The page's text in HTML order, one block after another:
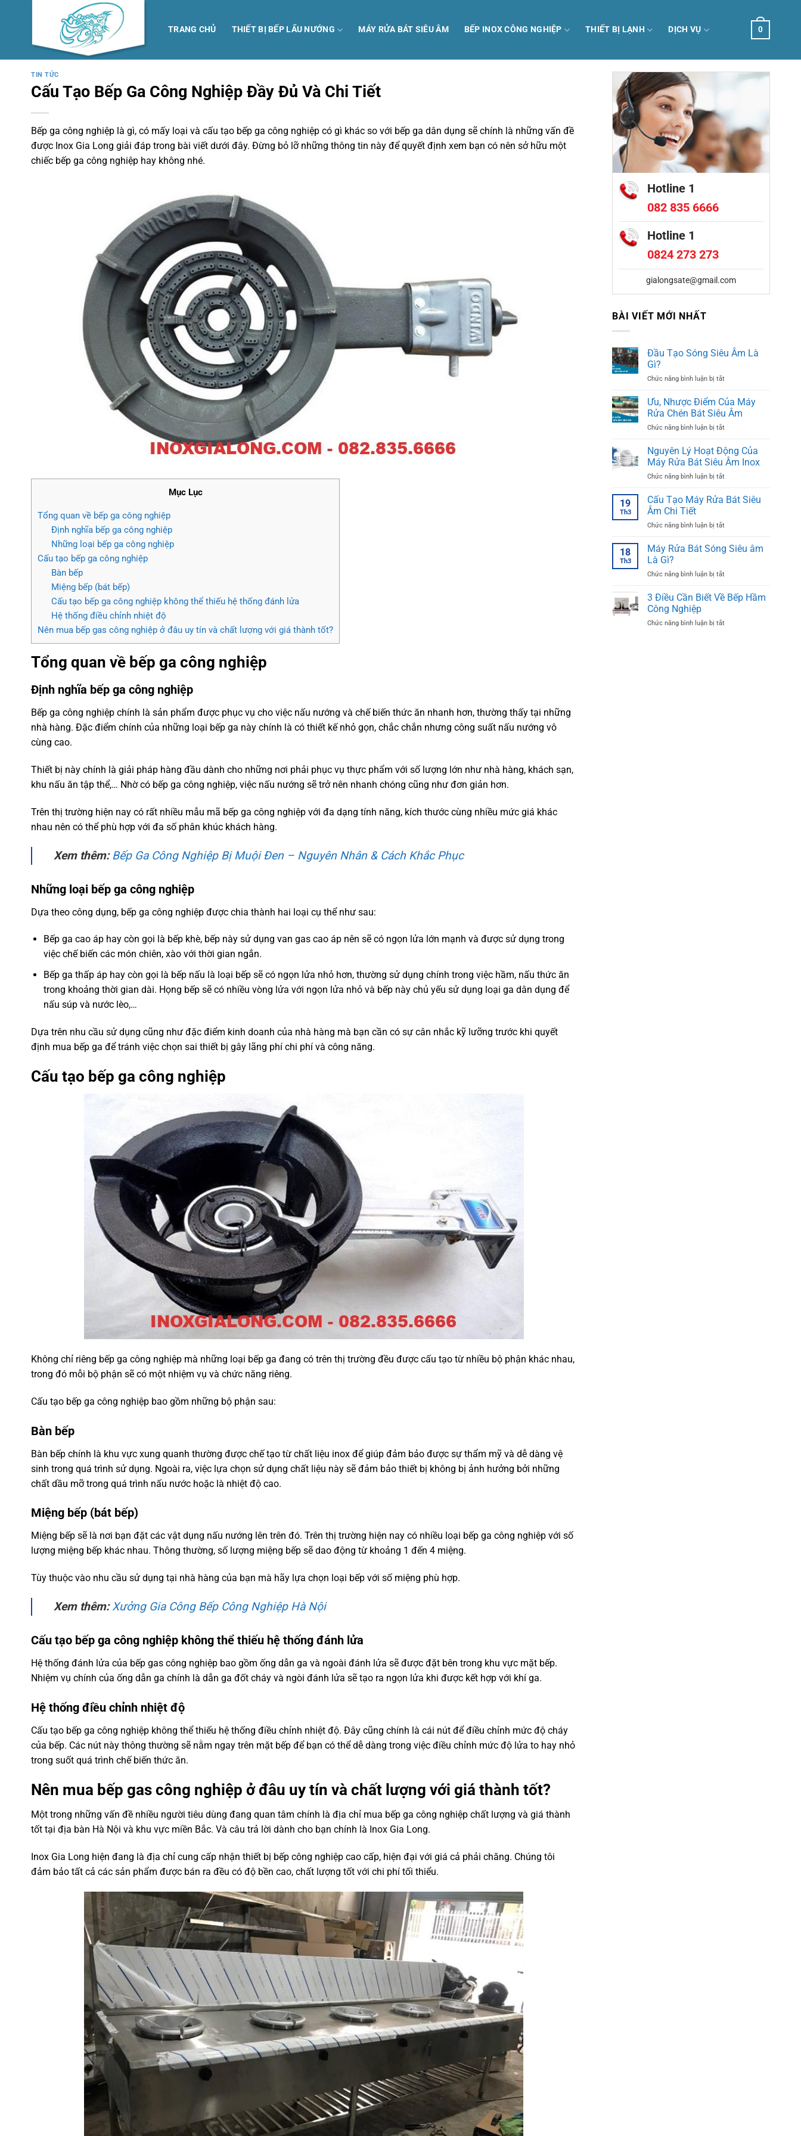
TRANG CHỦ THIẾT BỊ BẾP LẨU NƯỚNG MÁY RỬA BÁT SIÊU ÂM BẾP INOX CÔNG NGHIỆP THIẾT BỊ LẠNH DỊCH VỤ 0
TIN TỨC
Cấu Tạo Bếp Ga Công Nghiệp Đầy Đủ Và Chi Tiết
Bếp ga công nghiệp là gì, có mấy loại và cấu tạo bếp ga công nghiệp có gì khác so với bếp ga dân dụng sẽ chính là những vấn đề
được Inox Gia Long giải đáp trong bài viết dưới đây. Đừng bỏ lỡ những thông tin này để quyết định xem bạn có nên sở hữu một
chiếc bếp ga công nghiệp hay không nhé.
Mục Lục
Tổng quan về bếp ga công nghiệp
Định nghĩa bếp ga công nghiệp
Những loại bếp ga công nghiệp
Cấu tạo bếp ga công nghiệp
Bàn bếp
Miệng bếp (bát bếp)
Cấu tạo bếp ga công nghiệp không thể thiếu hệ thống đánh lửa
Hệ thống điều chỉnh nhiệt độ
Nên mua bếp gas công nghiệp ở đâu uy tín và chất lượng với giá thành tốt?
Tổng quan về bếp ga công nghiệp
Định nghĩa bếp ga công nghiệp
Bếp ga công nghiệp chính là sản phẩm được phục vụ cho việc nấu nướng và chế biến thức ăn nhanh hơn, thường thấy tại những
nhà hàng. Đặc điểm chính của những loại bếp ga này chính là có thiết kế nhỏ gọn, chắc chắn nhưng công suất nấu nướng vô
cùng cao.
Thiết bị này chính là giải pháp hàng đầu dành cho những nơi phải phục vụ thực phẩm với số lượng lớn như nhà hàng, khách sạn,
khu nấu ăn tập thể,… Nhờ có bếp ga công nghiệp, việc nấu nướng sẽ trở nên nhanh chóng cũng như đơn giản hơn.
Trên thị trường hiện nay có rất nhiều mẫu mã bếp ga công nghiệp với đa dạng tính năng, kích thước cùng nhiều mức giá khác
nhau nên có thể phù hợp với đa số phân khúc khách hàng.
Xem thêm: Bếp Ga Công Nghiệp Bị Muội Đen – Nguyên Nhân & Cách Khắc Phục
Những loại bếp ga công nghiệp
Dựa theo công dụng, bếp ga công nghiệp được chia thành hai loại cụ thể như sau:
Bếp ga cao áp hay còn gọi là bếp khè, bếp này sử dụng van gas cao áp nên sẽ có ngọn lửa lớn mạnh và được sử dụng trong
việc chế biến các món chiên, xào với thời gian ngắn.
Bếp ga thấp áp hay còn gọi là bếp nấu là loại bếp sẽ có ngọn lửa nhỏ hơn, thường sử dụng chính trong việc hầm, nấu thức ăn
trong khoảng thời gian dài. Họng bếp sẽ có nhiều vòng lửa với ngọn lửa nhỏ và bếp này chủ yếu sử dụng loại ga dân dụng để
nấu súp và nước lèo,…
Dựa trên nhu cầu sử dụng cũng như đặc điểm kinh doanh của nhà hàng mà bạn cần có sự cân nhắc kỹ lưỡng trước khi quyết
định mua bếp ga để tránh việc chọn sai thiết bị gây lãng phí chi phí và công năng.
Cấu tạo bếp ga công nghiệp
Không chỉ riêng bếp ga công nghiệp mà những loại bếp ga đang có trên thị trường đều được cấu tạo từ nhiều bộ phận khác nhau,
trong đó mỗi bộ phận sẽ có một nhiệm vụ và chức năng riêng.
Cấu tạo bếp ga công nghiệp bao gồm những bộ phận sau:
Bàn bếp
Bàn bếp chính là khu vực xung quanh thường được chế tạo từ chất liệu inox để giúp đảm bảo được sự thẩm mỹ và dễ dàng vệ
sinh trong quá trình sử dụng. Ngoài ra, việc lựa chọn sử dụng chất liệu này sẽ đảm bảo thiết bị không bị ảnh hưởng bởi những
chất dầu mỡ trong quá trình nấu nước hoặc là nhiệt độ cao.
Miệng bếp (bát bếp)
Miệng bếp sẽ là nơi bạn đặt các vật dụng nấu nướng lên trên đó. Trên thị trường hiện nay có nhiều loại bếp ga công nghiệp với số
lượng miệng bếp khác nhau. Thông thường, số lượng miệng bếp sẽ dao động từ khoảng 1 đến 4 miệng.
Tùy thuộc vào nhu cầu sử dụng tại nhà hàng của bạn mà hãy lựa chọn loại bếp với số miệng phù hợp.
Xem thêm: Xưởng Gia Công Bếp Công Nghiệp Hà Nội
Cấu tạo bếp ga công nghiệp không thể thiếu hệ thống đánh lửa
Hệ thống đánh lửa của bếp gas công nghiệp bao gồm ống dẫn ga và ngoài đánh lửa sẽ được đặt bên trong khu vực mặt bếp.
Nhiệm vụ chính của ống dẫn ga chính là dẫn ga đốt cháy và ngòi đánh lửa sẽ tạo ra ngọn lửa khi được kết hợp với khí ga.
Hệ thống điều chỉnh nhiệt độ
Cấu tạo bếp ga công nghiệp không thể thiếu hệ thống điều chỉnh nhiệt độ. Đây cũng chính là cái nút để điều chỉnh mức độ cháy
của bếp. Các nút này thông thường sẽ nằm ngay trên mặt bếp để bạn có thể dễ dàng trong việc điều chỉnh mức độ lửa to hay nhỏ
trong suốt quá trình chế biến thức ăn.
Nên mua bếp gas công nghiệp ở đâu uy tín và chất lượng với giá thành tốt?
Một trong những vấn đề nhiều người tiêu dùng đang quan tâm chính là địa chỉ mua bếp ga công nghiệp chất lượng và giá thành
tốt tại địa bàn Hà Nội và khu vực miền Bắc. Và câu trả lời dành cho bạn chính là Inox Gia Long.
Inox Gia Long hiện đang là địa chỉ cung cấp nhận thiết bị bếp công nghiệp cao cấp, hiện đại với giá cả phải chăng. Chúng tôi
đảm bảo tất cả các sản phẩm được bán ra đều có độ bền cao, chất lượng tốt với chi phí tối thiểu.
Hotline 1
082 835 6666
Hotline 1
0824 273 273
gialongsate@gmail.com
BÀI VIẾT MỚI NHẤT
Đầu Tạo Sóng Siêu Âm Là
Gì?
Chức năng bình luận bị tắtở
Tạo
Sóng
Siêu
Âm
Gì?
Ưu, Nhược Điểm Của Máy
Rửa Chén Bát Siêu Âm
Chức năng bình luận bị tắtở
Nhược
Điểm
Của
Máy
Chén
Âm
Nguyên Lý Hoạt Động Của
Máy Rửa Bát Siêu Âm Inox
Chức năng bình luận bị tắtở
Lý
Của
Rửa
Âm
19
Th3
Cấu Tạo Máy Rửa Bát Siêu
Âm Chi Tiết
Chức năng bình luận bị tắtở
Tạo
Máy
Bát
Âm
18
Th3
Máy Rửa Bát Sóng Siêu âm
Là Gì?
Chức năng bình luận bị tắtở
Rửa
Siêu
3 Điều Cần Biết Về Bếp Hầm
Công Nghiệp
Chức năng bình luận bị tắtở